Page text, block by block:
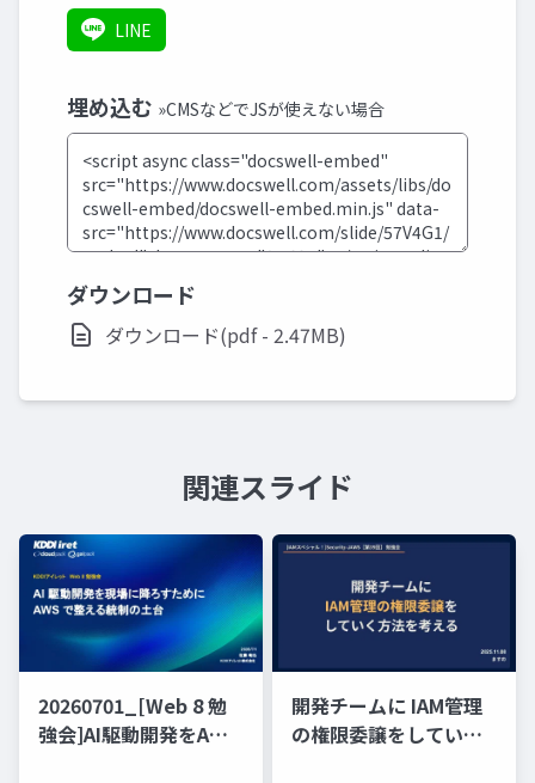
LINE
埋め込む »CMSなどでJSが使えない場合
ダウンロード
ダウンロード(pdf - 2.47MB)
関連スライド
20260701_[Web 8 勉
強会]AI駆動開発をAWS
開発チームに IAM管理
の権限委譲をしていく